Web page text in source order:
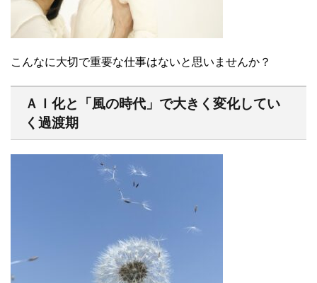
こんなに大切で重要な仕事はないと思いませんか？
ＡＩ化と「風の時代」で大きく変化してい
く過渡期